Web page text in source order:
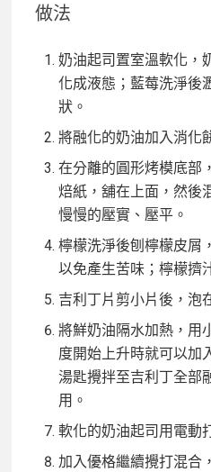
做法
奶油起司置室溫軟化，
化成液態；藍莓洗淨後
狀。
將融化的奶油加入消化
在分離的圓形烤模底部
焙紙，舖在上面，然後
慢慢的壓實、壓平。
檸檬洗淨後刨檸檬皮屑
以免產生苦味；檸檬擠
吉利丁片剪小片後，泡
將鮮奶油隔水加熱，用
度開始上升時就可以加
湯匙攪拌至吉利丁全部
用。
軟化的奶油起司用電動
加入優格繼續攪打混合